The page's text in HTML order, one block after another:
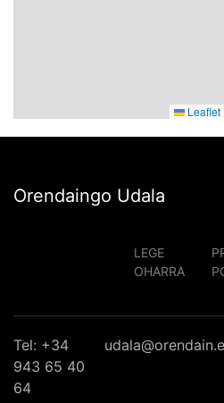
Leaflet
Orendaingo Udala
LEGE
OHARRA
Tel: +34
943 65 40
64